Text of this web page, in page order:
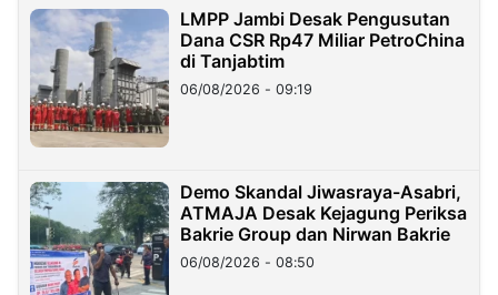
LMPP Jambi Desak Pengusutan
Dana CSR Rp47 Miliar PetroChina
di Tanjabtim
06/08/2026 - 09:19
Demo Skandal Jiwasraya-Asabri,
ATMAJA Desak Kejagung Periksa
Bakrie Group dan Nirwan Bakrie
06/08/2026 - 08:50